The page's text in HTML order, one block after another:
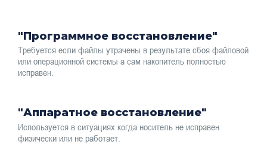
"Программное восстановление"
Требуется если файлы утрачены в результате сбоя файловой
или операционной системы а сам накопитель полностью
исправен.
"Аппаратное восстановление"
Используется в ситуациях когда носитель не исправен
физически или не работает.